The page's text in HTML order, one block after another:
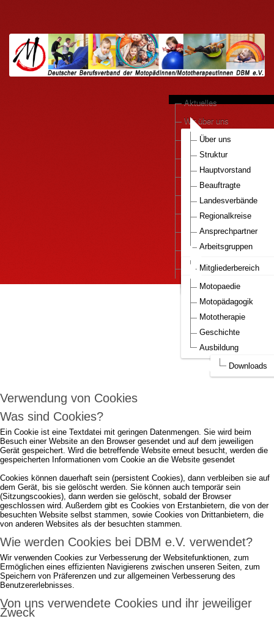
Aktuelles
Wir über uns
Über uns
Struktur
Hauptvorstand
Beauftragte
Landesverbände
Regionalkreise
Ansprechpartner
Arbeitsgruppen
anerkannte Praxen
Kooperationen
Motopädie konkret
Pressestimmen
DBM e.V.-Bestellservice
Mitglied werden..
Mitgliederbereich
Aufnahmeantrag
Infos Motopaedie
Motopaedie
Motopädagogik
Mototherapie
Geschichte
Ausbildung
Downloads
Um die Webseite optimal gestalten und
fortlaufend verbessern zu können, verwendet
Durch die weitere Nutzung der Webseite stimmen Sie der Verwendung von
Verwendung von Cookies
Was sind Cookies?
Ein Cookie ist eine Textdatei mit geringen Datenmengen. Sie wird beim
Besuch einer Website an den Browser gesendet und auf dem jeweiligen
Gerät gespeichert. Wird die betreffende Website erneut besucht, werden die
gespeicherten Informationen vom Cookie an die Website gesendet
Cookies können dauerhaft sein (persistent Cookies), dann verbleiben sie auf
dem Gerät, bis sie gelöscht werden. Sie können auch temporär sein
(Sitzungscookies), dann werden sie gelöscht, sobald der Browser
geschlossen wird. Außerdem gibt es Cookies von Erstanbietern, die von der
besuchten Website selbst stammen, sowie Cookies von Drittanbietern, die
von anderen Websites als der besuchten stammen.
Wie werden Cookies bei DBM e.V. verwendet?
Wir verwenden Cookies zur Verbesserung der Websitefunktionen, zum
Ermöglichen eines effizienten Navigierens zwischen unseren Seiten, zum
Speichern von Präferenzen und zur allgemeinen Verbesserung des
Benutzererlebnisses.
Von uns verwendete Cookies und ihr jeweiliger
Zweck